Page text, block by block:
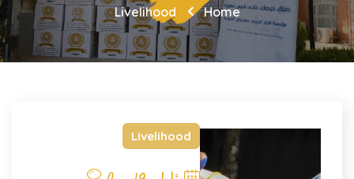
Home
Livelihood
Livelihood